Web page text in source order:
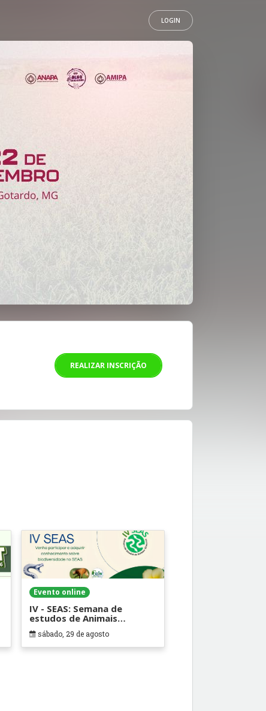
LOGIN
REALIZAR INSCRIÇÃO
Evento online
IV - SEAS: Semana de
estudos de Animais
Silvestres
sábado, 29 de agosto